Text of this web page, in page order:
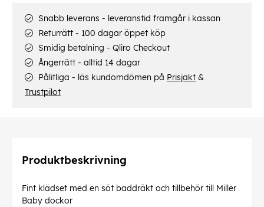
Snabb leverans - leveranstid framgår i kassan
Returrätt - 100 dagar öppet köp
Smidig betalning - Qliro Checkout
Ångerrätt - alltid 14 dagar
Pålitliga - läs kundomdömen på Prisjakt &
Trustpilot
Produktbeskrivning
Fint klädset med en söt baddräkt och tillbehör till Miller
Baby dockor